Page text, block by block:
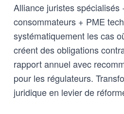
Alliance juristes spécialisés
consommateurs + PME
systématiquement les cas
créent des obligations
rapport annuel avec
pour les régulateurs.
juridique en levier de